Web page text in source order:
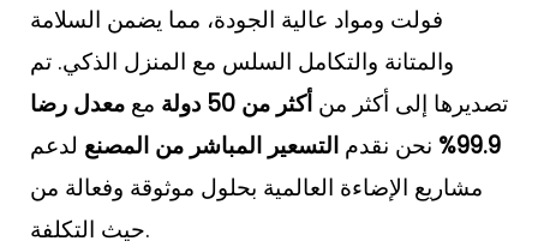
فولت ومواد عالية الجودة، مما يضمن السلامة
والمتانة والتكامل السلس مع المنزل الذكي. تم
تصديرها إلى أكثر من أكثر من 50 دولة مع معدل رضا
99.9%
نحن نقدم التسعير المباشر من المصنع لدعم
مشاريع الإضاءة العالمية بحلول موثوقة وفعالة من
حيث التكلفة.